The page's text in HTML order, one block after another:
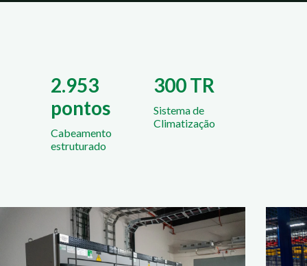
2.953
pontos
Cabeamento
estruturado
300 TR
Sistema de
Climatização